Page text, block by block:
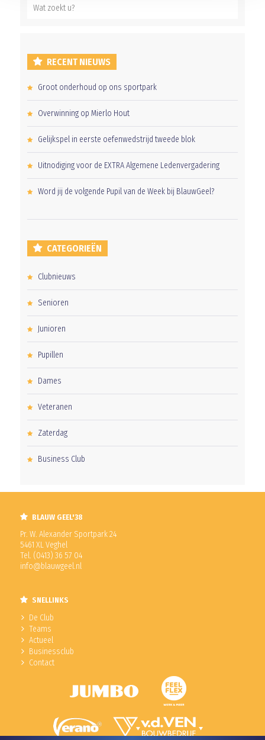
RECENT NIEUWS
Groot onderhoud op ons sportpark
Overwinning op Mierlo Hout
Gelijkspel in eerste oefenwedstrijd tweede blok
Uitnodiging voor de EXTRA Algemene Ledenvergadering
Word jij de volgende Pupil van de Week bij BlauwGeel?
CATEGORIEËN
Clubnieuws
Senioren
Junioren
Pupillen
Dames
Veteranen
Zaterdag
Business Club
BLAUW GEEL'38
Pr. W. Alexander Sportpark 24
5461 XL Veghel
Tel. (0413) 36 57 04
info@blauwgeel.nl
SNELLINKS
De Club
Teams
Actueel
Businessclub
Contact